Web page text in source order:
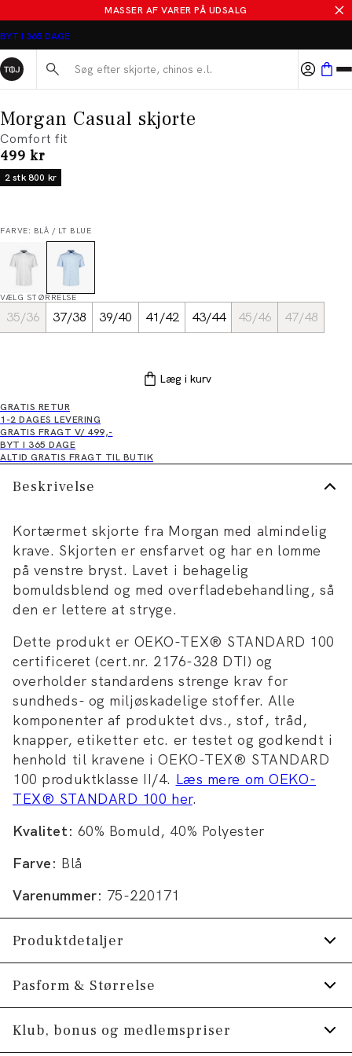
MASSER AF VARER PÅ UDSALG
BYT I 365 DAGE
Søg her...
Morgan Casual skjorte
Comfort fit
I alt (inkl. rabat)
499 kr
2 stk 800 kr
FARVE: BLÅ / LT BLUE
VÆLG STØRRELSE
35/36 37/38 39/40 41/42 43/44 45/46 47/48
Læg i kurv
GRATIS RETUR
1-2 DAGES LEVERING
GRATIS FRAGT V/ 499,-
BYT I 365 DAGE
ALTID GRATIS FRAGT TIL BUTIK
Beskrivelse
Kortærmet skjorte fra Morgan med almindelig
krave. Skjorten er ensfarvet og har en lomme
på venstre bryst. Lavet i behagelig
bomuldsblend og med overfladebehandling, så
den er lettere at stryge.
Dette produkt er OEKO-TEX® STANDARD 100
certificeret (cert.nr. 2176-328 DTI) og
overholder standardens strenge krav for
sundheds- og miljøskadelige stoffer. Alle
komponenter af produktet dvs., stof, tråd,
knapper, etiketter etc. er testet og godkendt i
henhold til kravene i OEKO-TEX® STANDARD
100 produktklasse II/4. Læs mere om OEKO-
TEX® STANDARD 100 her.
Kvalitet: 60% Bomuld, 40% Polyester
Farve: Blå
Varenummer: 75-220171
Produktdetaljer
Certificeret med OEKO-TEX® STANDARD
100.
Fremstillet i behagelig bomuldsblend.
Pasform & Størrelse
Fit:Comfort fit
Klub, bonus og medlemspriser